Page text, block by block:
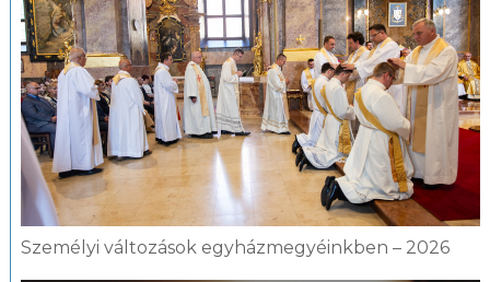
Személyi változások egyházmegyéinkben – 2026